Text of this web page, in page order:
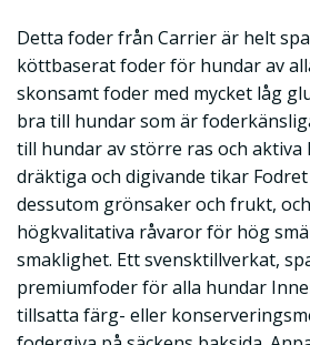
Detta foder från Carrier är helt
köttbaserat foder för hundar av
skonsamt foder med mycket låg
bra till hundar som är
till hundar av större ras och aktiva
dräktiga och digivande tikar
dessutom grönsaker och frukt,
högkvalitativa råvaror för hög
smaklighet. Ett svensktillverkat,
premiumfoder för alla hundar
tillsatta färg- eller